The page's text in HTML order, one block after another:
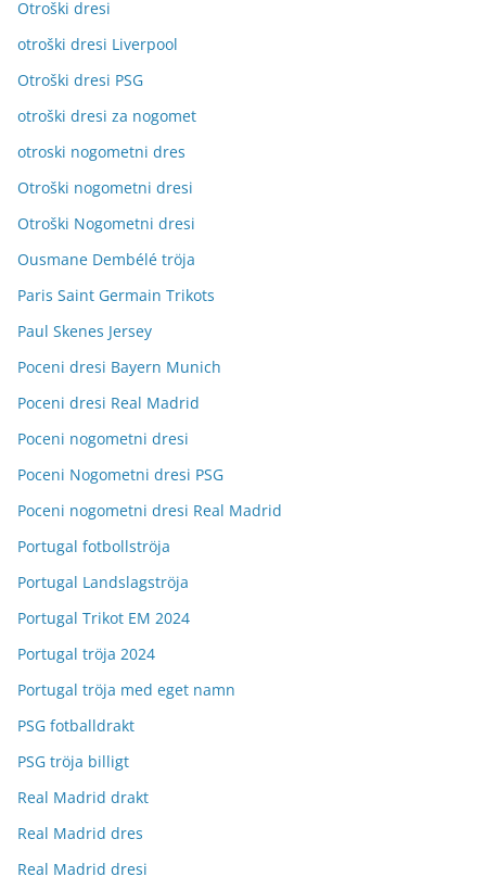
Otroški dresi
otroški dresi Liverpool
Otroški dresi PSG
otroški dresi za nogomet
otroski nogometni dres
Otroški nogometni dresi
Otroški Nogometni dresi
Ousmane Dembélé tröja
Paris Saint Germain Trikots
Paul Skenes Jersey
Poceni dresi Bayern Munich
Poceni dresi Real Madrid
Poceni nogometni dresi
Poceni Nogometni dresi PSG
Poceni nogometni dresi Real Madrid
Portugal fotbollströja
Portugal Landslagströja
Portugal Trikot EM 2024
Portugal tröja 2024
Portugal tröja med eget namn
PSG fotballdrakt
PSG tröja billigt
Real Madrid drakt
Real Madrid dres
Real Madrid dresi